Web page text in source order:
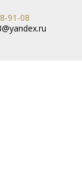
91-08